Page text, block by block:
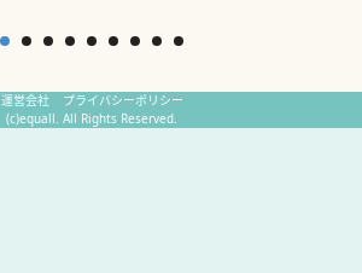
運営会社
プライバシーポリシー
(c)equall. All Rights Reserved.